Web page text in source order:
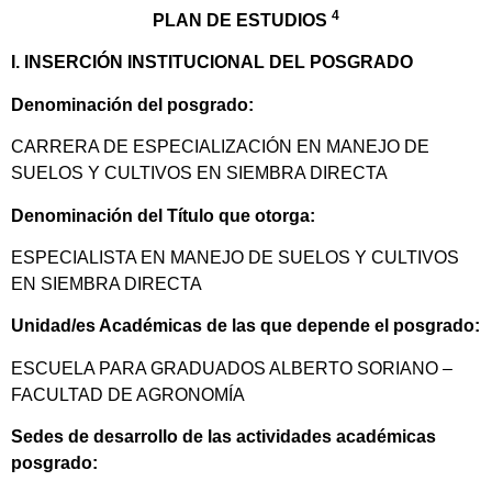
PLAN DE ESTUDIOS 4
I. INSERCIÓN INSTITUCIONAL DEL POSGRADO
Denominación del posgrado:
CARRERA DE ESPECIALIZACIÓN EN MANEJO DE
SUELOS Y CULTIVOS EN SIEMBRA DIRECTA
Denominación del Título que otorga:
ESPECIALISTA EN MANEJO DE SUELOS Y CULTIVOS
EN SIEMBRA DIRECTA
Unidad/es Académicas de las que depende el posgrado:
ESCUELA PARA GRADUADOS ALBERTO SORIANO –
FACULTAD DE AGRONOMÍA
Sedes de desarrollo de las actividades académicas
posgrado: